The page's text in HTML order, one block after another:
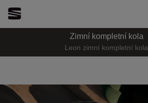
Louda Auto Teplice
Louda Auto Teplice
Zimní kompletní kola
Leon zimní kompletní kola